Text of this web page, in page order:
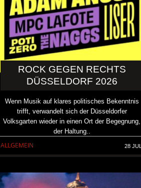
ROCK GEGEN RECHTS
DÜSSELDORF 2026
Wenn Musik auf klares politisches Bekenntnis
trifft, verwandelt sich der Düsseldorfer
Volksgarten wieder in einen Ort der Begegnung,
der Haltung..
ALLGEMEIN 28 JULI